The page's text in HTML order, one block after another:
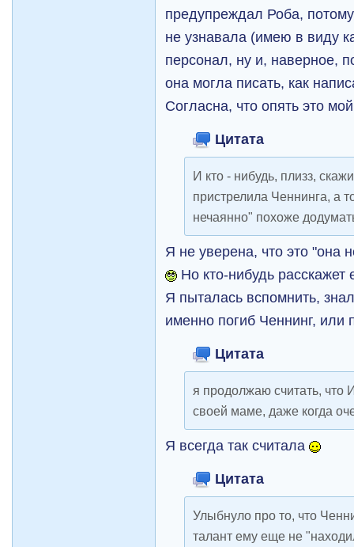
предупреждал Роба,
не узнавала (имею в виду
персонал, ну и, наверное,
она могла писать, как
Согласна, что опять это
Цитата
И кто - нибудь, плизз,
пристрелила Ченнинга, а
нечаянно" похоже
Я не уверена, что это "она
Но кто-нибудь расскажет
Я пыталась вспомнить,
именно погиб Ченнинг, или
Цитата
я продолжаю считать, что
своей маме, даже когда
Я всегда так считала
Цитата
Улыбнуло про то, что
талант ему еще не